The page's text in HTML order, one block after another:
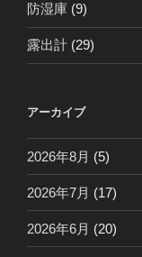
防湿庫 (9)
露出計 (29)
アーカイブ
2026年8月 (5)
2026年7月 (17)
2026年6月 (20)